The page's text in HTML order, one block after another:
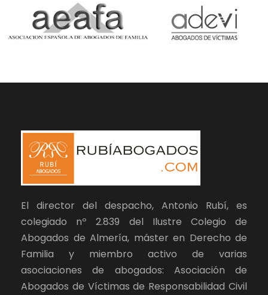
El director del despacho, Antonio Rubí, es
colegiado nº 2.839 del Ilustre Colegio de
Abogados de Almería, máster en Derecho de
Familia y miembro activo de varias
asociaciones de abogados: Asociación de
Abogados de Víctimas de Responsabilidad Civil